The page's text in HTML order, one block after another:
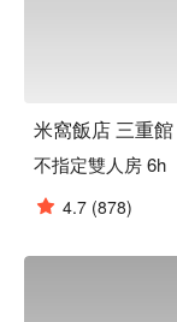
米窩飯店 三重館
不指定雙人房 6h
4.7 (878)